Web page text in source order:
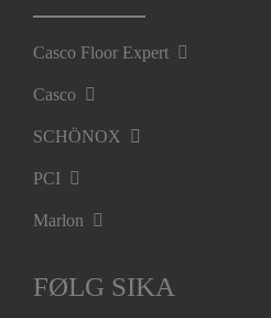
Casco Floor Expert
Casco
SCHÖNOX
PCI
Marlon
FØLG SIKA